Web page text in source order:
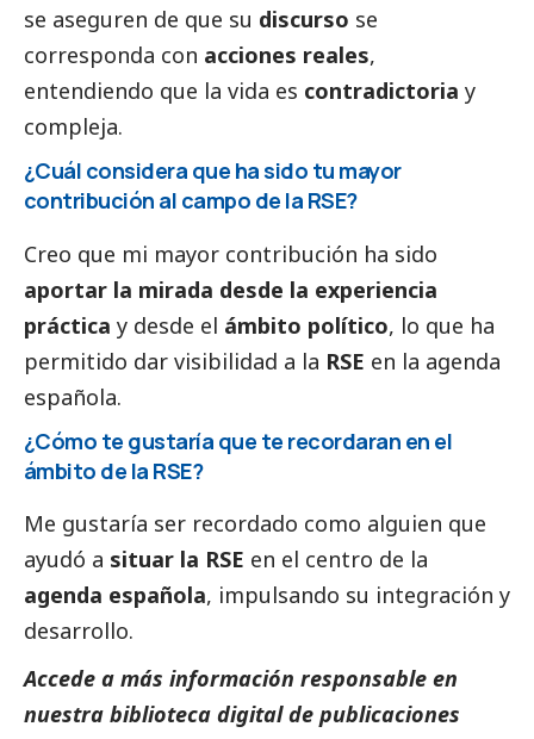
se aseguren de que su discurso se
corresponda con acciones reales,
entendiendo que la vida es contradictoria y
compleja.
¿Cuál considera que ha sido tu mayor
contribución al campo de la RSE?
Creo que mi mayor contribución ha sido
aportar la mirada desde la experiencia
práctica y desde el ámbito político, lo que ha
permitido dar visibilidad a la RSE en la agenda
española.
¿Cómo te gustaría que te recordaran en el
ámbito de la RSE?
Me gustaría ser recordado como alguien que
ayudó a situar la RSE en el centro de la
agenda española, impulsando su integración y
desarrollo.
Accede a más información responsable en
nuestra biblioteca digital de publicaciones